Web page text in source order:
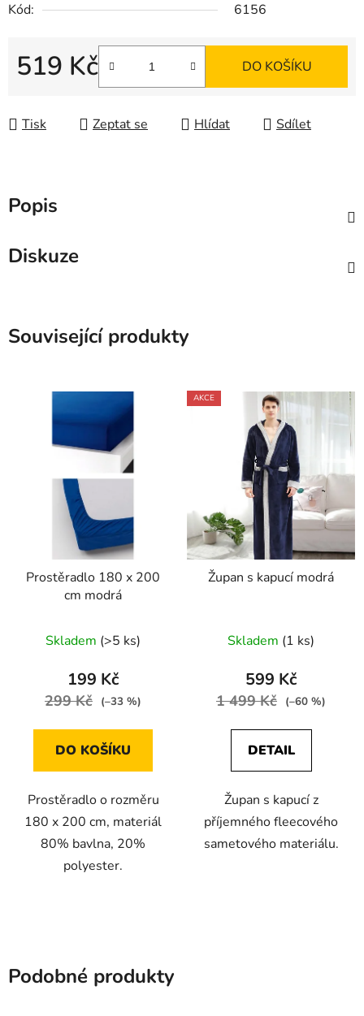
Kód:
6156
519 Kč DO KOŠÍKU
Tisk Zeptat se Hlídat Sdílet
Popis
Diskuze
Související produkty
Prostěradlo 180 x 200
cm modrá
Skladem (>5 ks)
199 Kč
299 Kč (–33 %)
DO KOŠÍKU
Prostěradlo o rozměru
180 x 200 cm, materiál
80% bavlna, 20%
polyester.
AKCE
Župan s kapucí modrá
Skladem (1 ks)
599 Kč
1 499 Kč (–60 %)
DETAIL
Župan s kapucí z
příjemného fleecového
sametového materiálu.
Podobné produkty